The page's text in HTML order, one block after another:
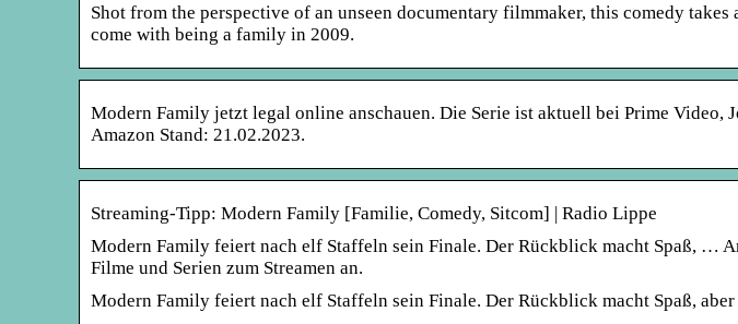
Shot from the perspective of an unseen documentary filmmaker, this comedy
come with being a family in 2009.
Modern Family jetzt legal online anschauen. Die Serie ist aktuell bei Prime Video,
Amazon Stand: 21.02.2023.
Streaming-Tipp: Modern Family [Familie, Comedy, Sitcom] | Radio Lippe
Modern Family feiert nach elf Staffeln sein Finale. Der Rückblick macht Spaß, …
Filme und Serien zum Streamen an.
Modern Family feiert nach elf Staffeln sein Finale. Der Rückblick macht Spaß,